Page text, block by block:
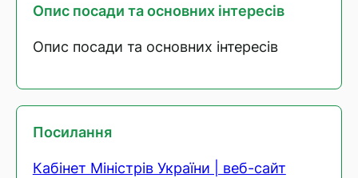
Опис посади та основних інтересів
Опис посади та основних інтересів
Посилання
Кабінет Міністрів України | веб-сайт